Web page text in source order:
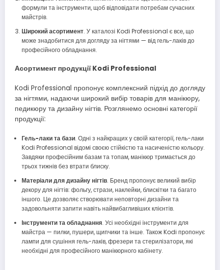
формули та інструменти, щоб відповідати потребам сучасних
майстрів.
Широкий асортимент. У каталозі Kodi Professional є все, що
може знадобитися для догляду за нігтями — від гель-лаків до
професійного обладнання.
Асортимент продукції Kodi Professional
Kodi Professional пропонує комплексний підхід до догляду
за нігтями, надаючи широкий вибір товарів для манікюру,
педикюру та дизайну нігтів. Розглянемо основні категорії
продукції:
Гель-лаки та бази. Одні з найкращих у своїй категорії, гель-лаки
Kodi Professional відомі своєю стійкістю та насиченістю кольору.
Завдяки професійним базам та топам, манікюр тримається до
трьох тижнів без втрати блиску.
Матеріали для дизайну нігтів. Бренд пропонує великий вибір
декору для нігтів: фольгу, стрази, наклейки, блискітки та багато
іншого. Це дозволяє створювати неповторні дизайни та
задовольняти запити навіть найвибагливіших клієнтів.
Інструменти та обладнання. Усі необхідні інструменти для
майстра — пилки, пушери, щипчики та інше. Також Kodi пропонує
лампи для сушіння гель-лаків, фрезери та стерилізатори, які
необхідні для професійного манікюрного кабінету.